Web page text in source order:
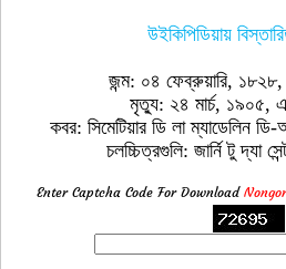
উইকিপিডিয়ায়
জন্ম: ০৪ ফেব্রুয়ারি, ১৮২৮,
মৃত্যু: ২৪ মার্চ, ১৯০৫,
কবর: সিমেটিয়ার ডি লা ম্যাডেলিন ডি-
চলচ্চিত্রগুলি: জার্নি টু দ্যা
Enter Captcha Code For Download